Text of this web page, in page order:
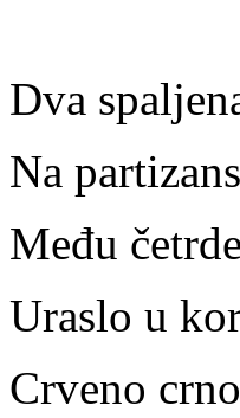
Dva
Na
Među
Uraslo u
Crveno